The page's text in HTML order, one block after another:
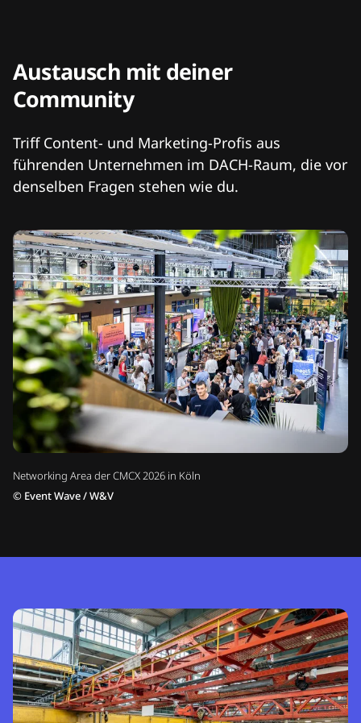
Networking Area der CMCX 2026 in Köln
© Event Wave / W&V
Austausch mit deiner
Community
Triff Content- und Marketing-Profis aus
führenden Unternehmen im DACH-Raum, die vor
denselben Fragen stehen wie du.